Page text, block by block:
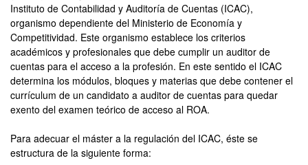
Instituto de Contabilidad y Auditoría de Cuentas (ICAC),
organismo dependiente del Ministerio de Economía y
Competitividad. Este organismo establece los criterios
académicos y profesionales que debe cumplir un auditor de
cuentas para el acceso a la profesión. En este sentido el ICAC
determina los módulos, bloques y materias que debe contener el
currículum de un candidato a auditor de cuentas para quedar
exento del examen teórico de acceso al ROA.
Para adecuar el máster a la regulación del ICAC, éste se
estructura de la siguiente forma: